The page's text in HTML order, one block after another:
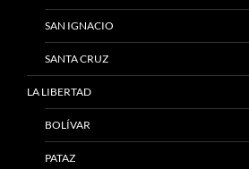
SAN IGNACIO
SANTA CRUZ
LA LIBERTAD
BOLÍVAR
PATAZ